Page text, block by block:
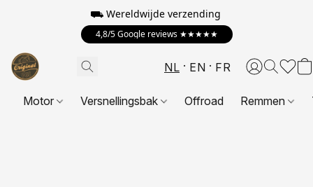
⛟ Wereldwijde verzending
4,8/5 Google reviews ★★★★★
NL EN FR
Motor Versnellingsbak Offroad Remmen